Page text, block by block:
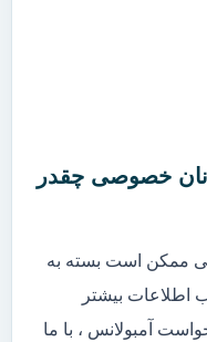
خصوصی چقدر
ممکن است بسته به
بیشتر
آمبولانس ، با ما